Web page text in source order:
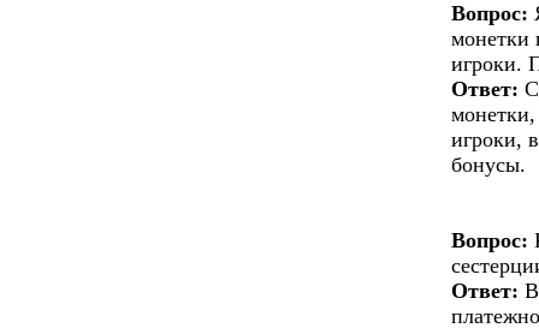
Вопрос:
монетки
игроки.
Ответ:
монетки,
игроки,
бонусы.
Вопрос:
Ответ: